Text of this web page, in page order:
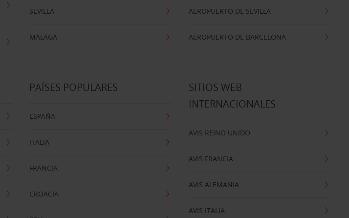
SEVILLA
MÁLAGA
AEROPUERTO DE SEVILLA
AEROPUERTO DE BARCELONA
PAÍSES POPULARES
ESPAÑA
ITALIA
FRANCIA
CROACIA
SITIOS WEB
INTERNACIONALES
AVIS REINO UNIDO
AVIS FRANCIA
AVIS ALEMANIA
AVIS ITALIA